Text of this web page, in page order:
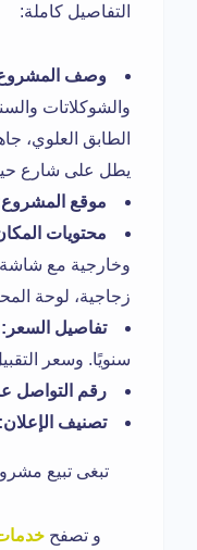
التفاصيل كاملة:
وصف
الطابق العلوي،
يطل على شارع
موقع
محتويات
وخارجية مع شاشة
زجاجية، لوحة
تفاصيل السعر:
سنويًا. وسعر
رقم التواصل
تصنيف الإعلان:
تبغى تبيع
وتصفح